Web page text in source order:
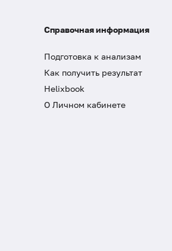
Справочная информация
Подготовка к анализам
Как получить результат
Helixbook
О Личном кабинете